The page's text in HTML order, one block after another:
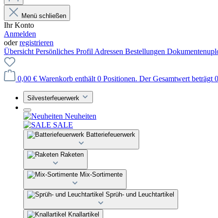
Menü schließen
Ihr Konto
Anmelden
oderregistrieren
Übersicht Persönliches Profil Adressen Bestellungen
0,00 € Warenkorb enthält 0 Positionen. Der Gesamtwert beträgt
Silvesterfeuerwerk
Neuheiten
SALE
Batteriefeuerwerk
Raketen
Mix-Sortimente
Sprüh- und Leuchtartikel
Knallartikel